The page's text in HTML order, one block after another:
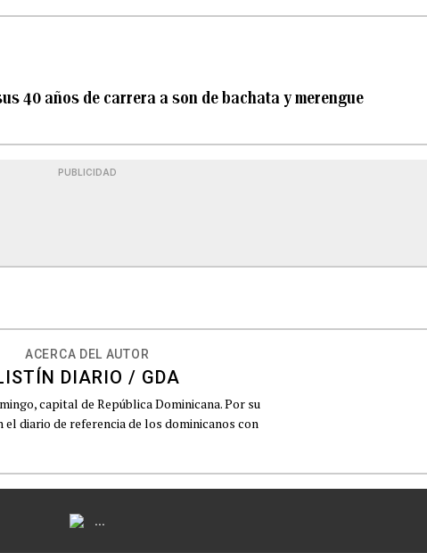
40 años de carrera a son de bachata y merengue
PUBLICIDAD
ACERCA DEL AUTOR
DIARIO / GDA
capital de República Dominicana. Por su
diario de referencia de los dominicanos con
...